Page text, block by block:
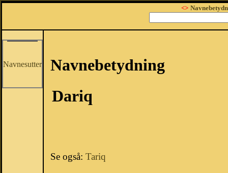
<>
Navnesutter
Navnebetydning
Dariq
Se også: Tariq